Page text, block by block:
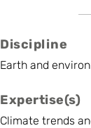
Discipline
Earth and
Expertise(s)
Climate trends